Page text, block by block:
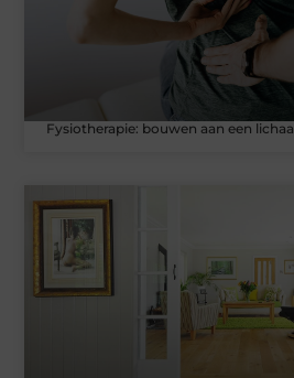
Fysiotherapie: bouwen aan een